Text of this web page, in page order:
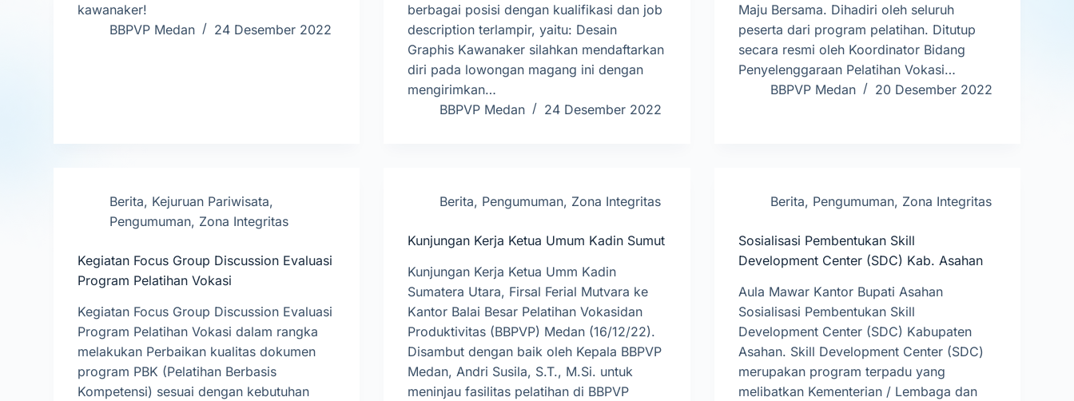
kawanaker!
BBPVP Medan
24 Desember 2022
berbagai posisi dengan kualifikasi dan job
description terlampir, yaitu: Desain
Graphis Kawanaker silahkan mendaftarkan
diri pada lowongan magang ini dengan
mengirimkan…
BBPVP Medan
24 Desember 2022
Maju Bersama. Dihadiri oleh seluruh
peserta dari program pelatihan. Ditutup
secara resmi oleh Koordinator Bidang
Penyelenggaraan Pelatihan Vokasi…
BBPVP Medan
20 Desember 2022
Berita, Kejuruan Pariwisata,
Pengumuman, Zona Integritas
Kegiatan Focus Group Discussion Evaluasi
Program Pelatihan Vokasi
Kegiatan Focus Group Discussion Evaluasi
Program Pelatihan Vokasi dalam rangka
melakukan Perbaikan kualitas dokumen
program PBK (Pelatihan Berbasis
Kompetensi) sesuai dengan kebutuhan
Berita, Pengumuman, Zona Integritas
Kunjungan Kerja Ketua Umum Kadin Sumut
Kunjungan Kerja Ketua Umm Kadin
Sumatera Utara, Firsal Ferial Mutvara ke
Kantor Balai Besar Pelatihan Vokasidan
Produktivitas (BBPVP) Medan (16/12/22).
Disambut dengan baik oleh Kepala BBPVP
Medan, Andri Susila, S.T., M.Si. untuk
meninjau fasilitas pelatihan di BBPVP
Berita, Pengumuman, Zona Integritas
Sosialisasi Pembentukan Skill
Development Center (SDC) Kab. Asahan
Aula Mawar Kantor Bupati Asahan
Sosialisasi Pembentukan Skill
Development Center (SDC) Kabupaten
Asahan. Skill Development Center (SDC)
merupakan program terpadu yang
melibatkan Kementerian / Lembaga dan